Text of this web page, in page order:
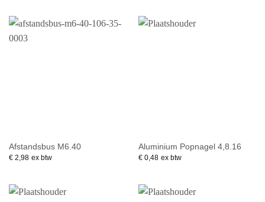
Afstandsbus M6.40
€2,98 ex btw
Aluminium Popnagel 4,8.16
€0,48 ex btw